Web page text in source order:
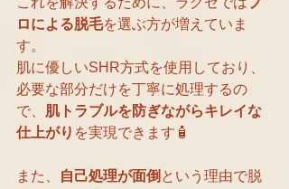
ロによる脱毛を選ぶ方が増えていま
す。
肌に優しいSHR方式を使用しており、
必要な部分だけを丁寧に処理するの
で、 肌トラブルを防ぎながらキレイな
仕上がり を実現できます🧴
また、 自己処理が面倒 という理由で脱